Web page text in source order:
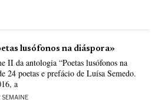
lusófonos na diáspora»
II da antologia “Poetas lusófonos na
24 poetas e prefácio de Luísa Semedo.
a
SEMAINE